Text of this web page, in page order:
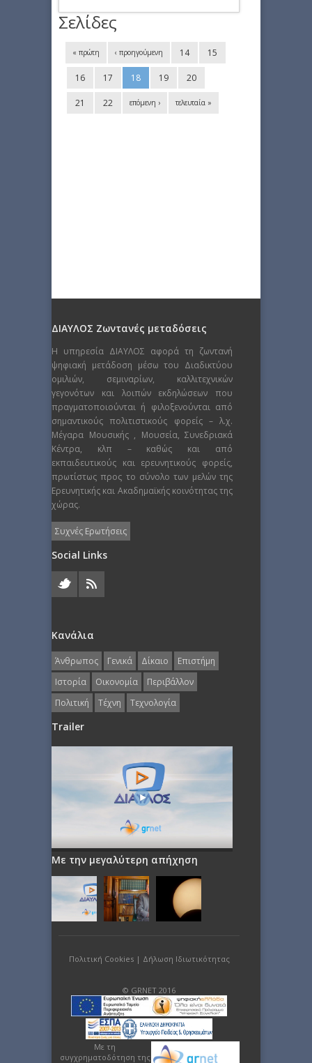
Σελίδες
« πρώτη ‹ προηγούμενη 14 15
16 17 18 19 20
21 22 επόμενη › τελευταία »
ΔΙΑΥΛΟΣ Ζωντανές μεταδόσεις
Η υπηρεσία ΔΙΑΥΛΟΣ αφορά τη ζωντανή
ψηφιακή μετάδοση μέσω του Διαδικτύου
ομιλιών, σεμιναρίων, καλλιτεχνικών
γεγονότων και λοιπών εκδηλώσεων που
πραγματοποιούνται ή φιλοξενούνται από
σημαντικούς πολιτιστικούς φορείς – λ.χ.
Μέγαρα Μουσικής , Μουσεία, Συνεδριακά
Κέντρα, κλπ – καθώς και από
εκπαιδευτικούς και ερευνητικούς φορείς,
πρωτίστως προς το σύνολο των μελών της
Ερευνητικής και Ακαδημαϊκής κοινότητας της
χώρας.
Συχνές Ερωτήσεις
Social Links
Κανάλια
Άνθρωπος Γενικά Δίκαιο
Επιστήμη
Ιστορία
Οικονομία
Περιβάλλον
Πολιτική
Τέχνη Τεχνολογία
Trailer
Με την μεγαλύτερη απήχηση
Πολιτική Cookies| Δήλωση Ιδιωτικότητας
© GRNET 2016
Με τη
συγχρηματοδότηση της